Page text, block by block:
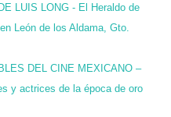
LUIS LONG - El Heraldo de
León de los Aldama, Gto.
DEL CINE MEXICANO –
y actrices de la época de oro